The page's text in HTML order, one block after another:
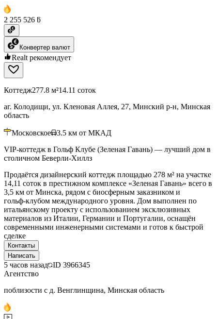
2 255 526 ƃ
Конвертер валют
Realt рекомендует
Коттедж277.8 м²14.11 соток
аг. Колодищи, ул. Кленовая Аллея, 27, Минский р-н, Минская
область
Московское 3.5 км от МКАД
VIP-коттедж в Гольф Клубе (Зеленая Гавань) — лучший дом в
столичном Беверли-Хиллз
Продаётся дизайнерский коттедж площадью 278 м² на участке
14,11 соток в престижном комплексе «Зеленая Гавань» всего в
3,5 км от Минска, рядом с биосферным заказником и
гольф‑клубом международного уровня. Дом выполнен по
итальянскому проекту с использованием эксклюзивных
материалов из Италии, Германии и Португалии, оснащён
современными инженерными системами и готов к быстрой
сделке
Контакты
Написать
5 часов назад ID 3966345
Агентство
поблизости с д. Венглинщина, Минская область